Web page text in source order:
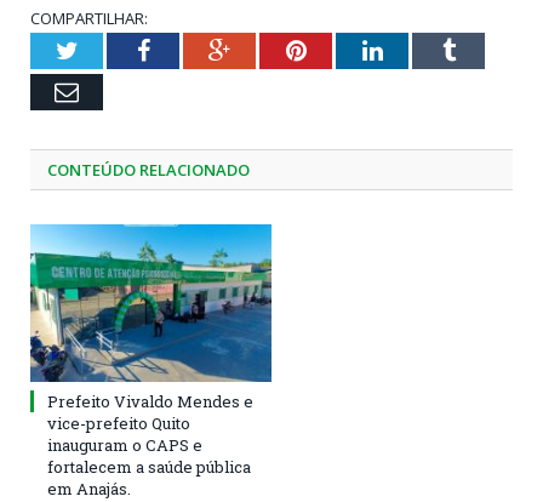
COMPARTILHAR:
TwitterFacebookGoogle+PinterestLinkedInTumblr
Email
CONTEÚDO RELACIONADO
Prefeito Vivaldo Mendes e
vice-prefeito Quito
inauguram o CAPS e
fortalecem a saúde pública
em Anajás.